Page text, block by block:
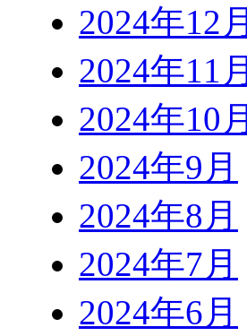
2024年12月
2024年11月
2024年10月
2024年9月
2024年8月
2024年7月
2024年6月